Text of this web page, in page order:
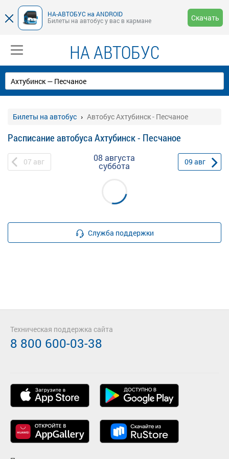
НА-АВТОБУС на ANDROID
Билеты на автобус у вас в кармане
Скачать
НА АВТОБУС
Билеты на автобус Автобус Ахтубинск - Песчаное
Расписание автобуса Ахтубинск - Песчаное
07 авг 08 августа
суббота 09 авг
Служба поддержки
Техническая поддержка сайта
8 800 600-03-38